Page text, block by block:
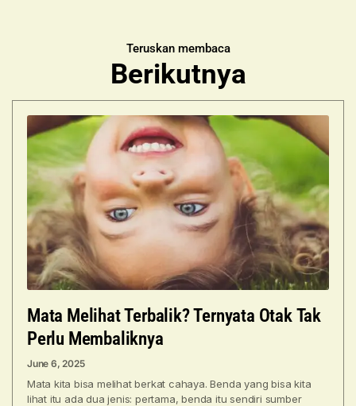
Teruskan membaca
Berikutnya
Mata Melihat Terbalik? Ternyata Otak Tak
Perlu Membaliknya
June 6, 2025
Mata kita bisa melihat berkat cahaya. Benda yang bisa kita
lihat itu ada dua jenis: pertama, benda itu sendiri sumber